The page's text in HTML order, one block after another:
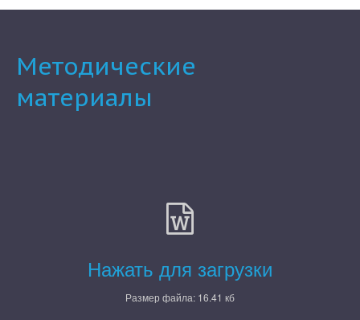
Методические
материалы
Нажать для загрузки
Размер файла: 16.41 кб